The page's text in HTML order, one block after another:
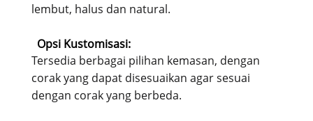
lembut, halus dan natural.
Opsi Kustomisasi:
Tersedia berbagai pilihan kemasan, dengan
corak yang dapat disesuaikan agar sesuai
dengan corak yang berbeda.